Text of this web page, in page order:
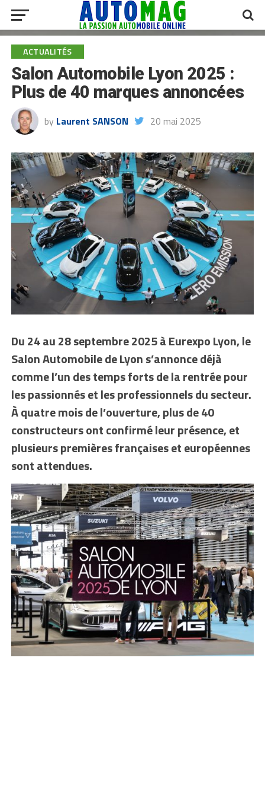
ACTUALITÉS
Salon Automobile Lyon 2025 :
Plus de 40 marques annoncées
by Laurent SANSON 20 mai 2025
Du 24 au 28 septembre 2025 à Eurexpo Lyon, le
Salon Automobile de Lyon s’annonce déjà
comme l’un des temps forts de la rentrée pour
les passionnés et les professionnels du secteur.
À quatre mois de l’ouverture, plus de 40
constructeurs ont confirmé leur présence, et
plusieurs premières françaises et européennes
sont attendues.